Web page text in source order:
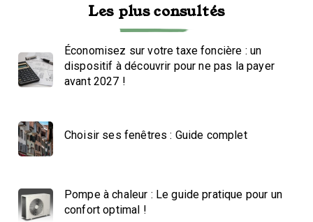
Les plus consultés
Économisez sur votre taxe foncière : un
dispositif à découvrir pour ne pas la payer
avant 2027 !
Choisir ses fenêtres : Guide complet
Pompe à chaleur : Le guide pratique pour un
confort optimal !